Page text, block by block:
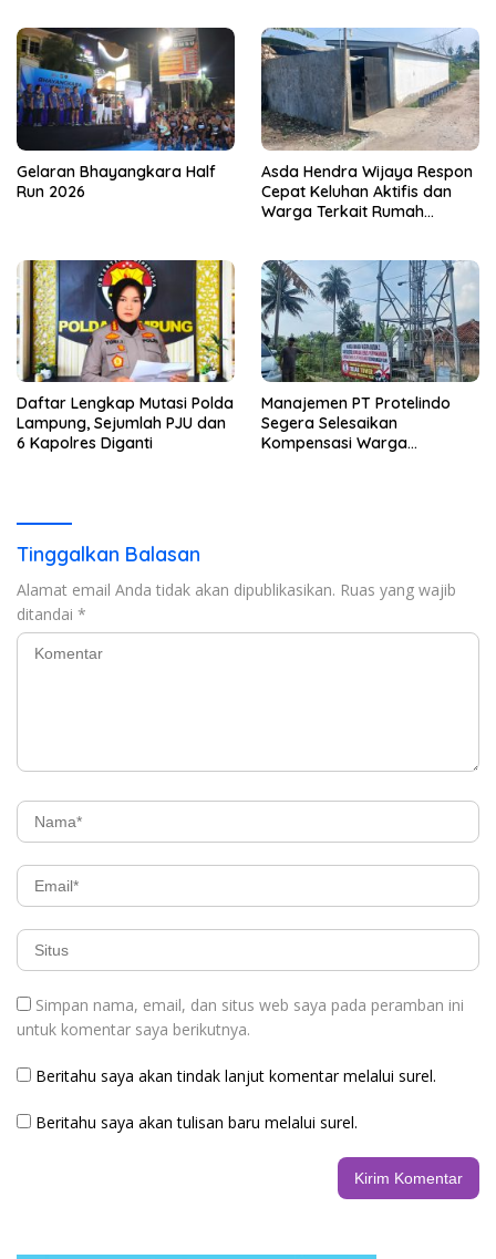
Gelaran Bhayangkara Half
Run 2026
Asda Hendra Wijaya Respon
Cepat Keluhan Aktifis dan
Warga Terkait Rumah
Daftar Lengkap Mutasi Polda
Lampung, Sejumlah PJU dan
6 Kapolres Diganti
Manajemen PT Protelindo
Segera Selesaikan
Kompensasi Warga
Tinggalkan Balasan
Alamat email Anda tidak akan dipublikasikan. Ruas yang wajib
ditandai *
Simpan nama, email, dan situs web saya pada peramban ini
untuk komentar saya berikutnya.
Beritahu saya akan tindak lanjut komentar melalui surel.
Beritahu saya akan tulisan baru melalui surel.